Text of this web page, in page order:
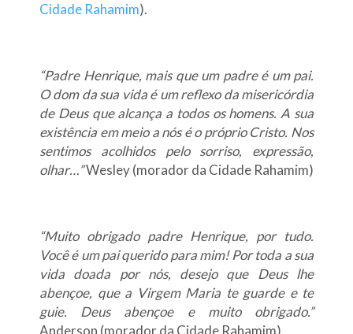
Cidade Rahamim).
“Padre Henrique, mais que um padre é um pai.
O dom da sua vida é um reflexo da misericórdia
de Deus que alcança a todos os homens. A sua
existência em meio a nós é o próprio Cristo. Nos
sentimos acolhidos pelo sorriso, expressão,
olhar…”Wesley (morador da Cidade Rahamim)
“Muito obrigado padre Henrique, por tudo.
Você é um pai querido para mim! Por toda a sua
vida doada por nós, desejo que Deus lhe
abençoe, que a Virgem Maria te guarde e te
guie. Deus abençoe e muito obrigado.”
Anderson (morador da Cidade Rahamim).